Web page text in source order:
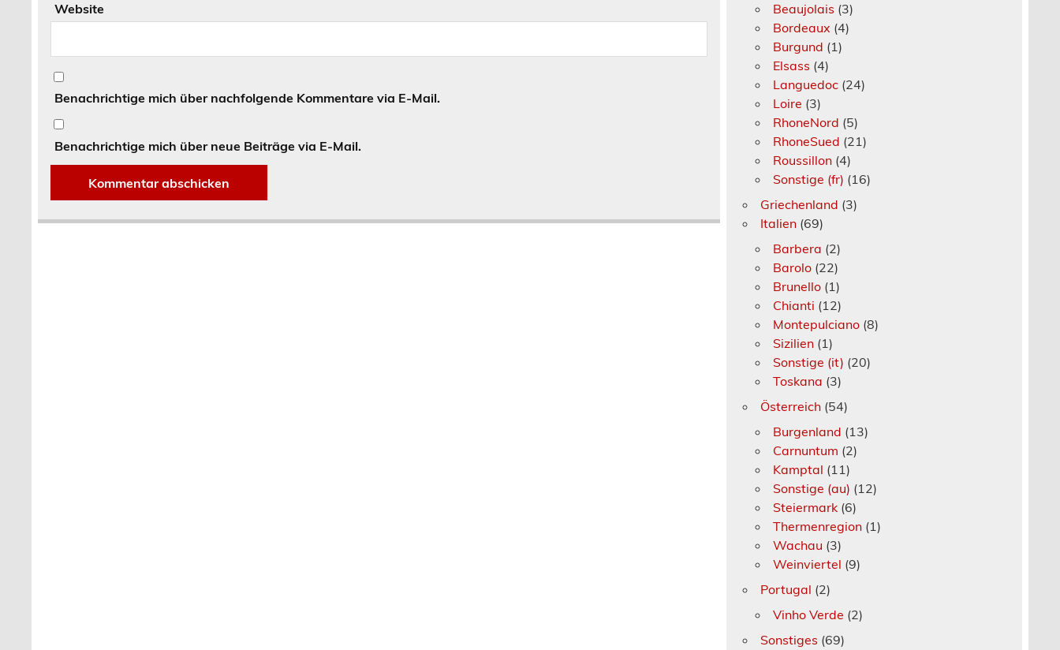
Website
Benachrichtige mich über nachfolgende Kommentare via E-Mail.
Benachrichtige mich über neue Beiträge via E-Mail.
Beaujolais (3)
Bordeaux (4)
Burgund (1)
Elsass (4)
Languedoc (24)
Loire (3)
RhoneNord (5)
RhoneSued (21)
Roussillon (4)
Sonstige (fr) (16)
Griechenland (3)
Italien (69)
Barbera (2)
Barolo (22)
Brunello (1)
Chianti (12)
Montepulciano (8)
Sizilien (1)
Sonstige (it) (20)
Toskana (3)
Österreich (54)
Burgenland (13)
Carnuntum (2)
Kamptal (11)
Sonstige (au) (12)
Steiermark (6)
Thermenregion (1)
Wachau (3)
Weinviertel (9)
Portugal (2)
Vinho Verde (2)
Sonstiges (69)